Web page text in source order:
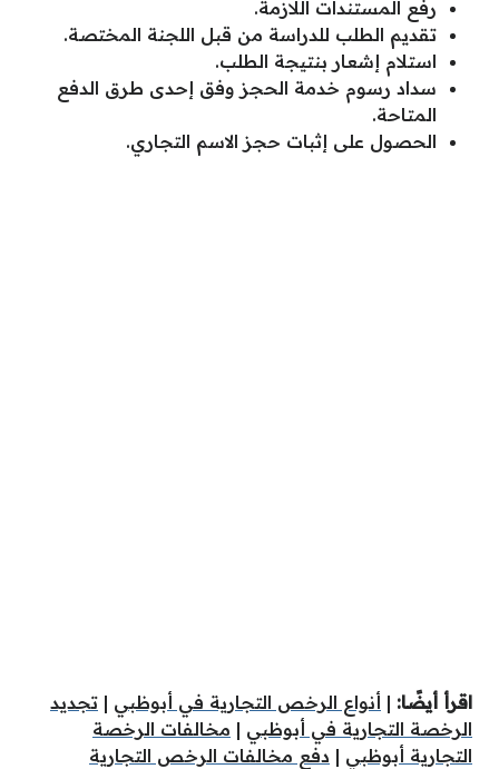
رفع المستندات اللازمة.
تقديم الطلب للدراسة من قبل اللجنة المختصة.
استلام إشعار بنتيجة الطلب.
سداد رسوم خدمة الحجز وفق إحدى طرق الدفع
المتاحة.
الحصول على إثبات حجز الاسم التجاري.
اقرأ أيضًا: | أنواع الرخص التجارية في أبوظبي | تجديد
الرخصة التجارية في أبوظبي | مخالفات الرخصة
التجارية أبوظبي | دفع مخالفات الرخص التجارية